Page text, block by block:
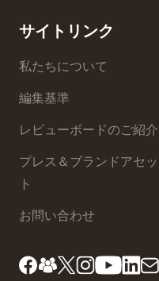
サイトリンク
私たちについて
編集基準
レビューボードのご紹介